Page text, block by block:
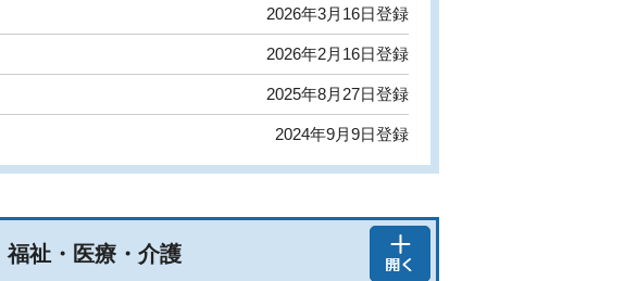
2026年3月16日登録
2026年2月16日登録
2025年8月27日登録
2024年9月9日登録
福祉・医療・介護